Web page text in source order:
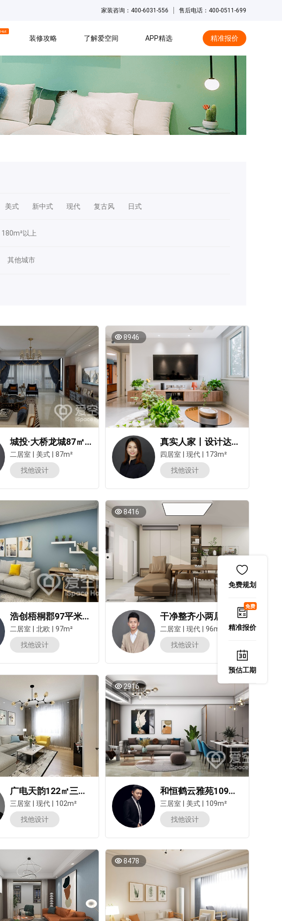
家装咨询：400-6031-556 售后电话：400-0511-699
Hot
装修攻略 了解爱空间 APP精选 精准报价
美式 新中式 现代 复古风 日式
180m²以上
其他城市
城投·大桥龙城87㎡两居室美式风装修案例
二居室 美式
87m²
找他设计
8946
真实人家丨设计达人私房秘笈，绝不浪费每1㎡
四居室 现代
173m²
找他设计
浩创梧桐郡97平米两居室北欧风装修案例
二居室 北欧
97m²
找他设计
8416
干净整齐小两居自由宽敞，收纳量大好打扫，预算还低！
二居室 现代
96m²
找他设计
广电天韵122㎡三居室现代简约风装修案例
三居室 现代
102m²
找他设计
2916
和恒鹤云雅苑109㎡三居室美式风装修案例
三居室 美式
109m²
找他设计
8478
免费规划
免费
精准报价
预估工期